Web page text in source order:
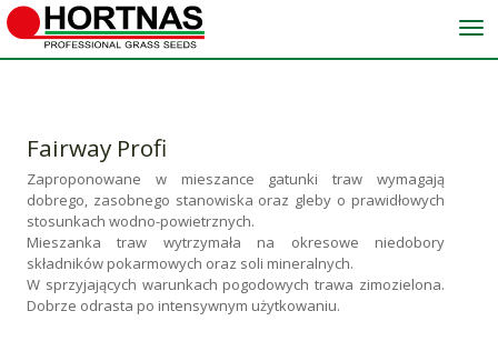
Fairway Profi
Zaproponowane w mieszance gatunki traw wymagają
dobrego, zasobnego stanowiska oraz gleby o prawidłowych
stosunkach wodno-powietrznych.
Mieszanka traw wytrzymała na okresowe niedobory
składników pokarmowych oraz soli mineralnych.
W sprzyjających warunkach pogodowych trawa zimozielona.
Dobrze odrasta po intensywnym użytkowaniu.